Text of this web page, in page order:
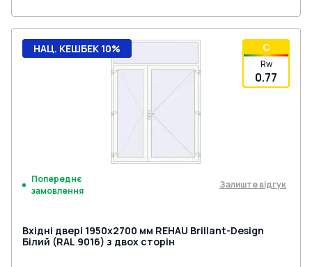
C
Rw
0.77
НАЦ. КЕШБЕК 10%
Попереднє
замовлення
Залиште відгук
Вхідні двері 1950x2700 мм REHAU Brillant-Design
Білий (RAL 9016) з двох сторін